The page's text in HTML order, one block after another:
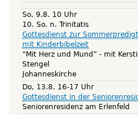
So, 9.8. 10 Uhr
10. So. n. Trinitatis
Gottesdienst zur
mit Kinderbibelzeit
“Mit Herz und Mund” - mit
Stengel
Johanneskirche
Do, 13.8. 16-17 Uhr
Gottesdienst in der
Seniorenresidenz am Erlenfeld